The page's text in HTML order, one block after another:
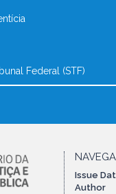
Federal (STF)
Issue
Author